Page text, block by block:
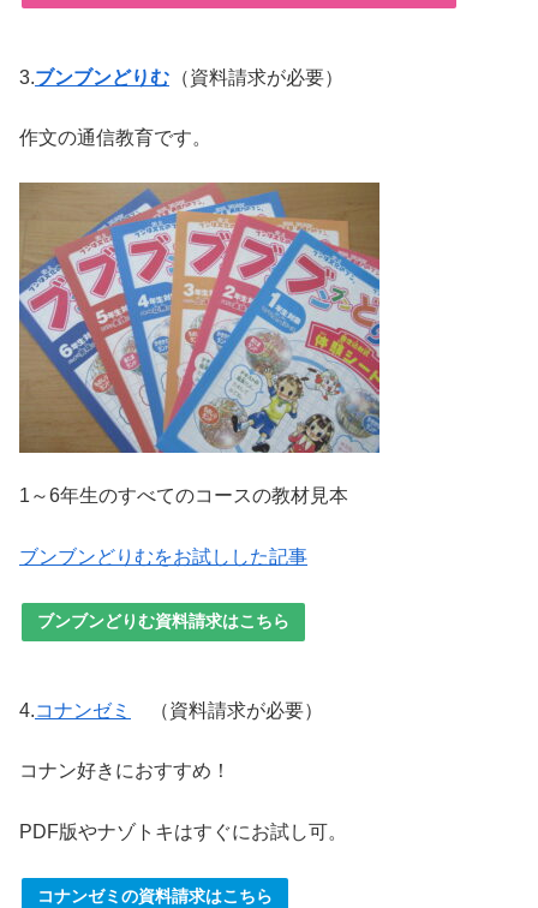
3.ブンブンどりむ （資料請求が必要）
作文の通信教育です。
1～6年生のすべてのコースの教材見本
ブンブンどりむをお試しした記事
ブンブンどりむ資料請求はこちら
4.コナンゼミ （資料請求が必要）
コナン好きにおすすめ！
PDF版やナゾトキはすぐにお試し可。
コナンゼミの資料請求はこちら